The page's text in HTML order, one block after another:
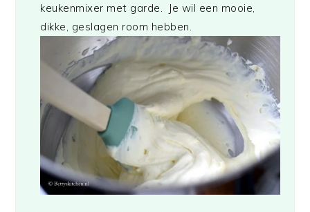
keukenmixer met garde. Je wil een mooie,
dikke, geslagen room hebben.